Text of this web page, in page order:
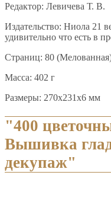
Редактор: Левичева Т. В.
Издательство: Ниола 21
удивительно что есть в
Страниц: 80
Масса: 402 г
Размеры: 270x231x6 мм
"400
Вышивка
декупаж"